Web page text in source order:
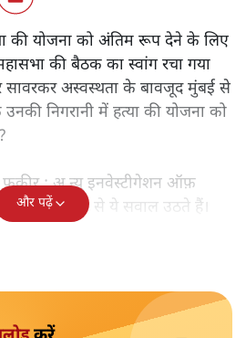
की योजना को अंतिम रूप देने के लिए
की बैठक का स्वांग रचा गया
सावरकर अस्वस्थता के बावजूद मुंबई से
निगरानी में हत्या की योजना को
द फ़कीर : अ न्यू इनवेस्टीगेशन ऑफ़
नामक किताब से ये सवाल उठते हैं।
और पढ़ें